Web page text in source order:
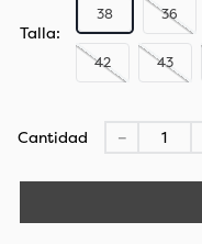
Talla
36
38
42 43
Cantidad －